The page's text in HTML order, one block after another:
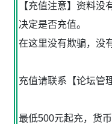
【充值注意】资料
决定是否充值。
在这里没有欺骗，没
充值请联系【论坛管
最低500元起充，货